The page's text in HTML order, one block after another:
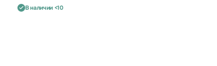
В наличии <10